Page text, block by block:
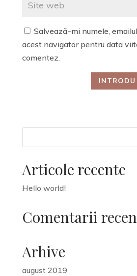
Salvează-mi numele,
acest navigator pentru data
comentez.
Articole recente
Hello world!
Comentarii
Arhive
august 2019